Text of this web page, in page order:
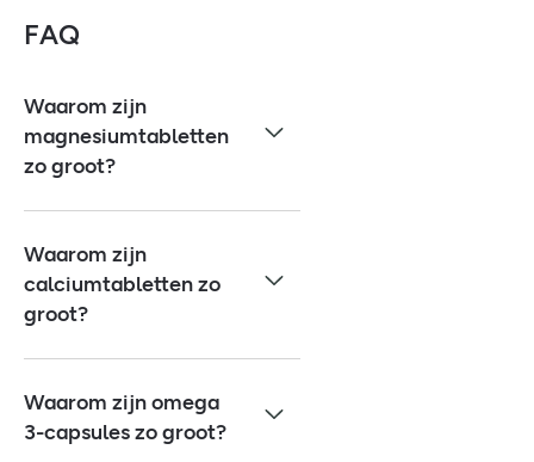
FAQ
Waarom zijn
magnesiumtabletten
zo groot?
Waarom zijn
calciumtabletten zo
groot?
Waarom zijn omega
3-capsules zo groot?